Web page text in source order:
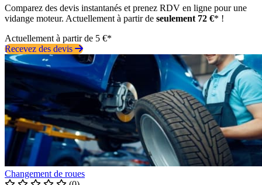
Comparez des devis instantanés et prenez RDV en ligne pour une
vidange moteur. Actuellement à partir de seulement 72 €* !
Actuellement à partir de 5 €*
Recevez des devis
Changement de roues